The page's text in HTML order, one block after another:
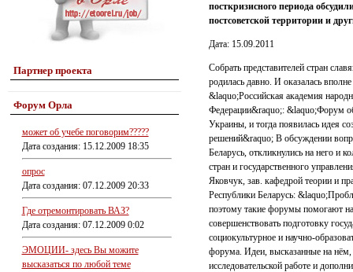
Партнер проекта
Форум Орла
может об учебе поговорим?????
Дата создания: 15.12.2009 18:35
опрос
Дата создания: 07.12.2009 20:33
Где отремонтировать ВАЗ?
Дата создания: 07.12.2009 0:02
ЭМОЦИИ- здесь Вы можите
высказаться по любой теме
посткризисного периода
постсоветской территории и
Дата: 15.09.2011
Собрать представителей стран
родилась давно. И оказалась
&laquo;Российская академия
Федерации&raquo;: &laquo;Форум
Украины, и тогда появилась идея
решений&raquo; В обсуждении
Беларусь, откликнулись на него и
стран и государственного
Яковчук, зав. кафедрой теории и
Республики Беларусь:
поэтому такие форумы помогают
совершенствовать подготовку
социокультурное и научно-
форума. Идеи, высказанные на нём,
исследовательской работе и